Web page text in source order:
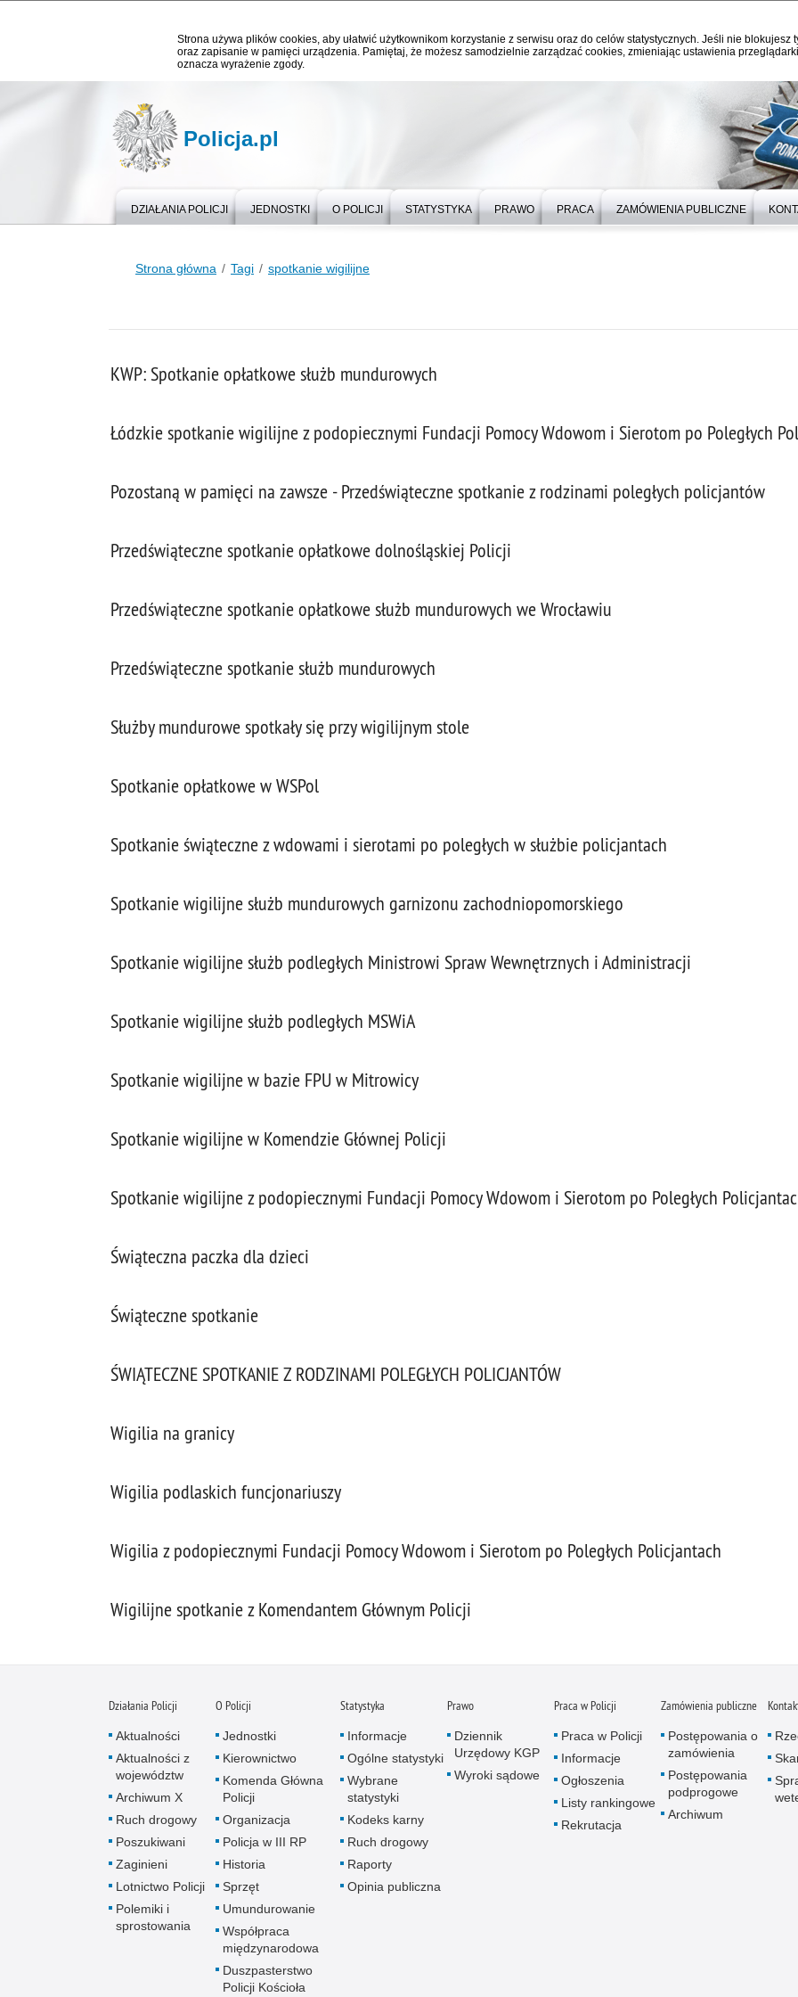
Strona używa plików cookies, aby ułatwić użytkownikom korzystanie z serwisu oraz do celów statystycznych. Jeśli nie blokujesz
oraz zapisanie w pamięci urządzenia. Pamiętaj, że możesz samodzielnie zarządzać cookies, zmieniając ustawienia
oznacza wyrażenie zgody.
Policja.pl
DZIAŁANIA POLICJI JEDNOSTKI O POLICJI STATYSTYKA PRAWO PRACA ZAMÓWIENIA PUBLICZNE
Strona główna Tagi spotkanie wigilijne
KWP: Spotkanie opłatkowe służb mundurowych
Łódzkie spotkanie wigilijne z podopiecznymi Fundacji Pomocy Wdowom i Sierotom po Poległych
Pozostaną w pamięci na zawsze - Przedświąteczne spotkanie z rodzinami poległych policjantów
Przedświąteczne spotkanie opłatkowe dolnośląskiej Policji
Przedświąteczne spotkanie opłatkowe służb mundurowych we Wrocławiu
Przedświąteczne spotkanie służb mundurowych
Służby mundurowe spotkały się przy wigilijnym stole
Spotkanie opłatkowe w WSPol
Spotkanie świąteczne z wdowami i sierotami po poległych w służbie policjantach
Spotkanie wigilijne służb mundurowych garnizonu zachodniopomorskiego
Spotkanie wigilijne służb podległych Ministrowi Spraw Wewnętrznych i Administracji
Spotkanie wigilijne służb podległych MSWiA
Spotkanie wigilijne w bazie FPU w Mitrowicy
Spotkanie wigilijne w Komendzie Głównej Policji
Spotkanie wigilijne z podopiecznymi Fundacji Pomocy Wdowom i Sierotom po Poległych
Świąteczna paczka dla dzieci
Świąteczne spotkanie
ŚWIĄTECZNE SPOTKANIE Z RODZINAMI POLEGŁYCH POLICJANTÓW
Wigilia na granicy
Wigilia podlaskich funcjonariuszy
Wigilia z podopiecznymi Fundacji Pomocy Wdowom i Sierotom po Poległych Policjantach
Wigilijne spotkanie z Komendantem Głównym Policji
Działania Policji
Aktualności
Aktualności z
województw
Archiwum X
Ruch drogowy
Poszukiwani
Zaginieni
Lotnictwo Policji
Polemiki i
sprostowania
O Policji
Jednostki
Kierownictwo
Komenda Główna
Policji
Organizacja
Policja w III RP
Historia
Sprzęt
Umundurowanie
Współpraca
międzynarodowa
Duszpasterstwo
Policji Kościoła
Statystyka
Informacje
Ogólne statystyki
Wybrane
statystyki
Kodeks karny
Ruch drogowy
Raporty
Opinia publiczna
Prawo
Dziennik
Urzędowy KGP
Wyroki sądowe
Praca w Policji
Praca w Policji
Informacje
Ogłoszenia
Listy rankingowe
Rekrutacja
Zamówienia publiczne
Postępowania o
zamówienia
Postępowania
podprogowe
Archiwum